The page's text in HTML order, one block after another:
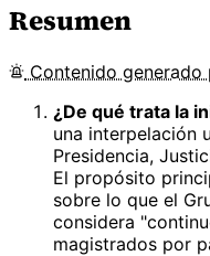
Resumen
Contenido generado
¿De qué trata la
una interpelación
Presidencia,
El propósito
sobre lo que el
considera
magistrados por